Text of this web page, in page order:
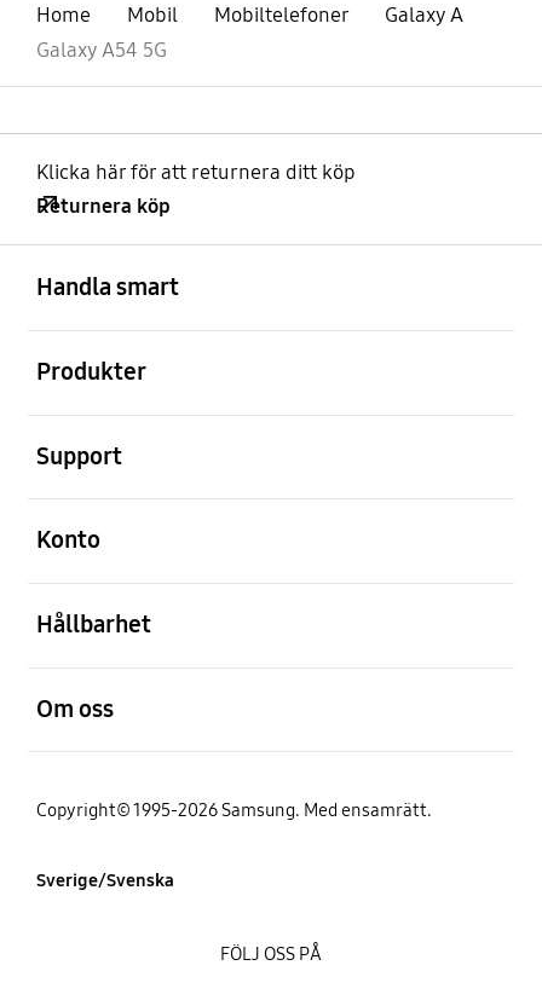
Home Mobil Mobiltelefoner
Galaxy A
Galaxy A54 5G
Klicka här för att returnera ditt köp
Returnera köp
Handla smart
Produkter
Support
Konto
Hållbarhet
Om oss
Copyright© 1995-2026 Samsung. Med ensamrätt.
Sverige/Svenska
FÖLJ OSS PÅ